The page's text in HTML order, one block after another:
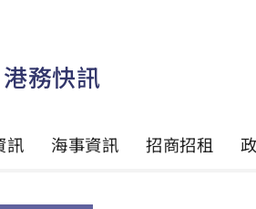
港務快訊
訊 海事資訊 招商招租